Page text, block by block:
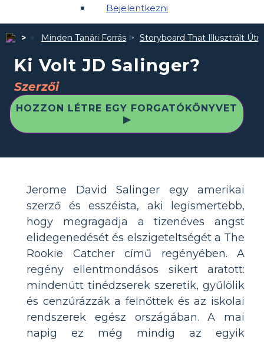
Bejelentkezni
Minden Tanári Forrás Storyboard That Illusztrált
Ki Volt JD Salinger?
Szerzői
HOZZON LÉTRE EGY FORGATÓKÖNYVET
▶
Jerome David Salinger egy amerikai
szerző és esszéista, aki legismertebb,
hogy megragadja a tizenéves angst
elidegenedését és elszigeteltségét a The
Rookie Catcher című regényében. A
regény ellentmondásos sikert aratott:
mindenütt tinédzserek szeretik, gyűlölik
és cenzúrázzák a felnőttek és az iskolai
rendszerek egész országában. A mai
napig ez még mindig az egyik